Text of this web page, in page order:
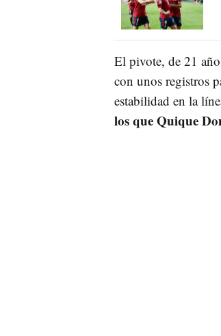
El pivote, de 21
con unos registros
estabilidad en la
los que Quique